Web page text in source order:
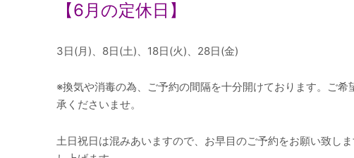
【6 月の定休日】
3日(月)、8日(土)、18日(火)、28日(金)
※換気や消毒の為、ご予約の間隔を十分開けております。ご
承くださいませ。
土日祝日は混みあいますので、お早目のご予約をお願い致し